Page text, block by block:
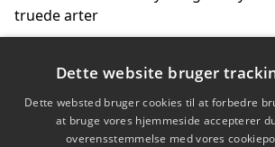
truede arter
Hvordan kan gaver til unge voksne
Dette website bruger
Dette websted bruger cookies til at forbedre
at bruge vores hjemmeside accepterer
overensstemmelse med vores